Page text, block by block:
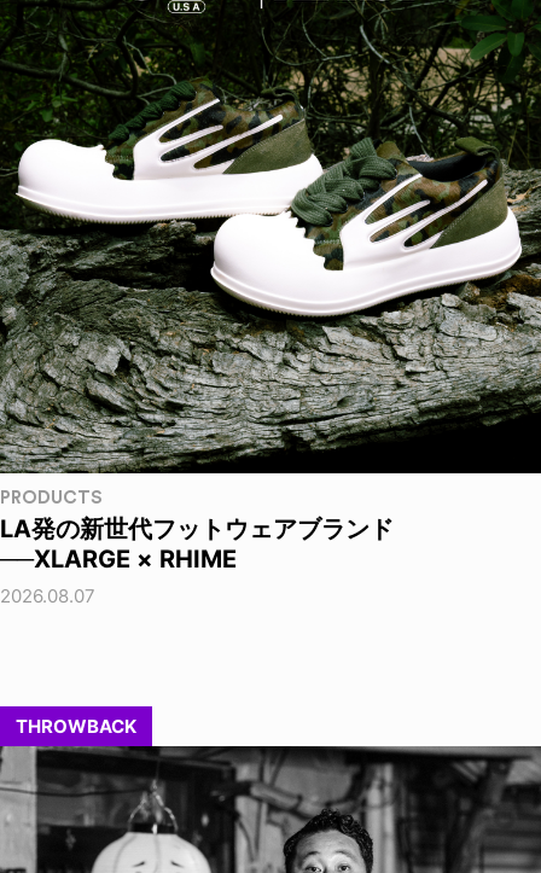
PRODUCTS
LA発の新世代フットウェアブランド
──XLARGE × RHIME
2026.08.07
THROWBACK